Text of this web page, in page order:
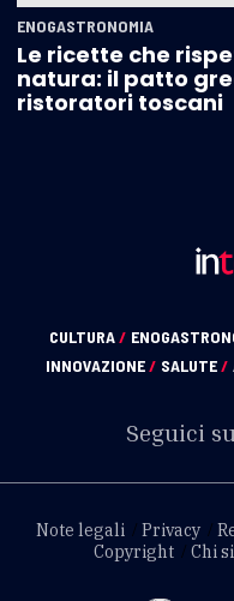
ENOGASTRONOMIA
Le ricette che
natura: il patto
ristoratori toscani
CULTURA/
INNOVAZIONE/ SALUTE/
Seguici
Note legali Privacy
Copyright
Chi